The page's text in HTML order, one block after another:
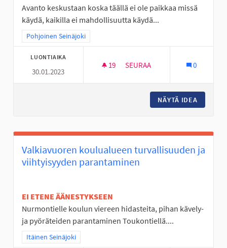
Avanto keskustaan koska täällä ei ole paikkaa missä
käydä, kaikilla ei mahdollisuutta käydä...
Rajaa tulokset teeman mukaan: Pohjoinen Seinäjoki
Pohjoinen Seinäjoki
LUONTIAIKA
30.01.2023
19 19 SEURAAJAA
SEURAA 0
NÄYTÄ IDEA
Valkiavuoren koulualueen turvallisuuden ja
viihtyisyyden parantaminen
EI ETENE ÄÄNESTYKSEEN
Nurmontielle koulun viereen hidasteita, pihan kävely-
ja pyöräteiden parantaminen Toukontiellä....
Rajaa tulokset teeman mukaan: Itäinen Seinäjoki
Itäinen Seinäjoki